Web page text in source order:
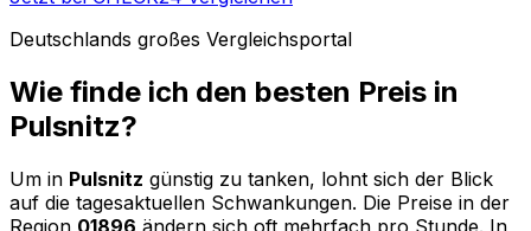
Deutschlands großes Vergleichsportal
Wie finde ich den besten Preis in
Pulsnitz?
Um in Pulsnitz günstig zu tanken, lohnt sich der Blick
auf die tagesaktuellen Schwankungen. Die Preise in der
Region 01896 ändern sich oft mehrfach pro Stunde. In